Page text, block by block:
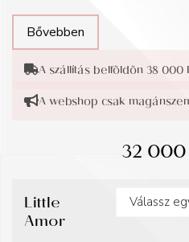
Bővebben
A szállítás belföldön 38
A webshop csak
32 000
Little
Amor